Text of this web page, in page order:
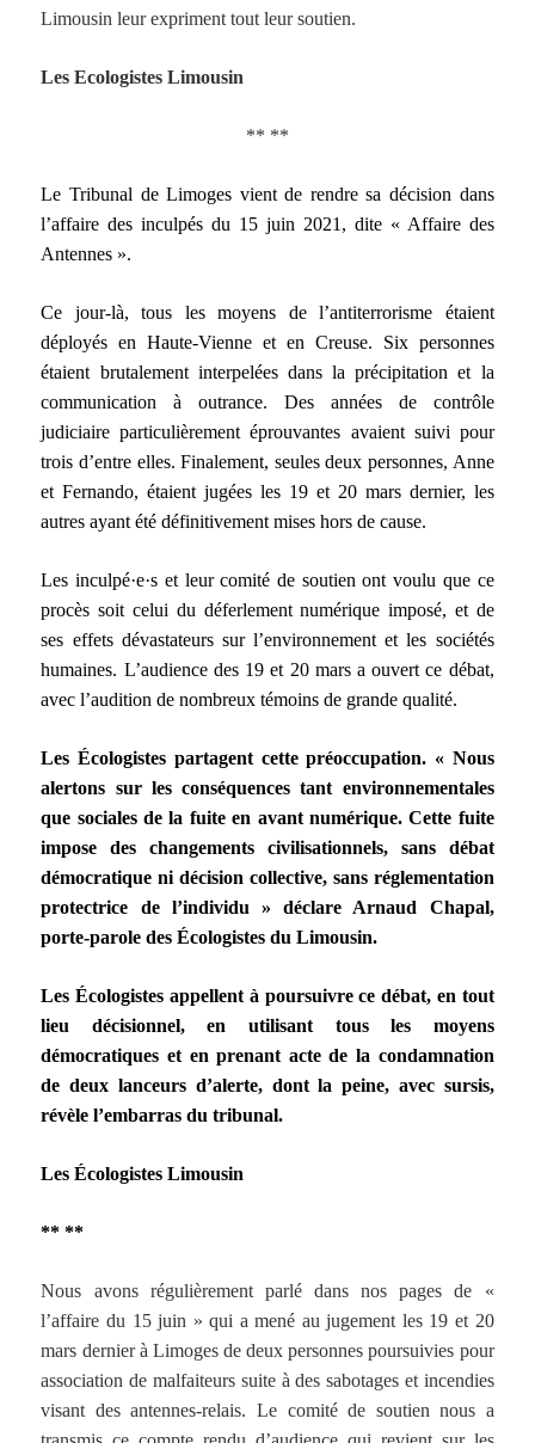
Limousin leur expriment tout leur soutien.
Les Ecologistes Limousin
** **
Le Tribunal de Limoges vient de rendre sa décision dans
l’affaire des inculpés du 15 juin 2021, dite « Affaire des
Antennes ».
Ce jour-là, tous les moyens de l’antiterrorisme étaient
déployés en Haute-Vienne et en Creuse. Six personnes
étaient brutalement interpelées dans la précipitation et la
communication à outrance. Des années de contrôle
judiciaire particulièrement éprouvantes avaient suivi pour
trois d’entre elles. Finalement, seules deux personnes, Anne
et Fernando, étaient jugées les 19 et 20 mars dernier, les
autres ayant été définitivement mises hors de cause.
Les inculpé·e·s et leur comité de soutien ont voulu que ce
procès soit celui du déferlement numérique imposé, et de
ses effets dévastateurs sur l’environnement et les sociétés
humaines. L’audience des 19 et 20 mars a ouvert ce débat,
avec l’audition de nombreux témoins de grande qualité.
Les Écologistes partagent cette préoccupation. « Nous
alertons sur les conséquences tant environnementales
que sociales de la fuite en avant numérique. Cette fuite
impose des changements civilisationnels, sans débat
démocratique ni décision collective, sans réglementation
protectrice de l’individu » déclare Arnaud Chapal,
porte-parole des Écologistes du Limousin.
Les Écologistes appellent à poursuivre ce débat, en tout
lieu décisionnel, en utilisant tous les moyens
démocratiques et en prenant acte de la condamnation
de deux lanceurs d’alerte, dont la peine, avec sursis,
révèle l’embarras du tribunal.
Les Écologistes Limousin
** **
Nous avons régulièrement parlé dans nos pages de «
l’affaire du 15 juin » qui a mené au jugement les 19 et 20
mars dernier à Limoges de deux personnes poursuivies pour
association de malfaiteurs suite à des sabotages et incendies
visant des antennes-relais. Le comité de soutien nous a